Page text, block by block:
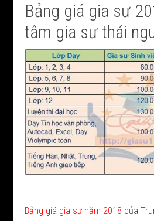
Bảng giá gia sư
tâm gia sư thái
Bảng giá gia sư năm 2018 của